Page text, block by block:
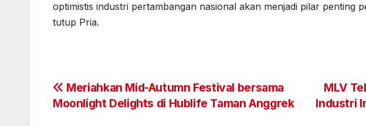
optimistis industri pertambangan nasional akan menjadi pilar penting
tutup Pria.
Post
navigation
MLV
Industri
Meriahkan Mid-Autumn Festival bersama
Moonlight Delights di Hublife Taman Anggrek